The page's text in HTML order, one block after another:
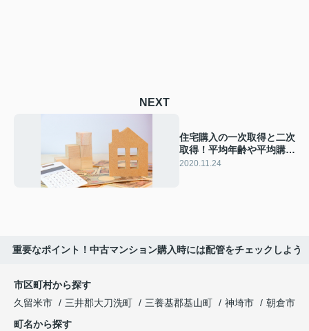
NEXT
住宅購入の一次取得と二次
取得！平均年齢や平均購入
額はどのくらい？
2020.11.24
重要なポイント！中古マンション購入時には配管をチェックしよう
市区町村から探す
久留米市
三井郡大刀洗町 三養基郡基山町 神埼市
朝倉市
町名から探す